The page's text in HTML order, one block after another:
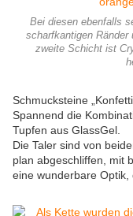
Bei diesen ebenfalls
scharfkantigen
zweite Schicht ist
Schmucksteine
Spannend die
Tupfen aus GlassGel.
Die Taler sind von
plan abgeschliffen, mit
eine wunderbare Optik,